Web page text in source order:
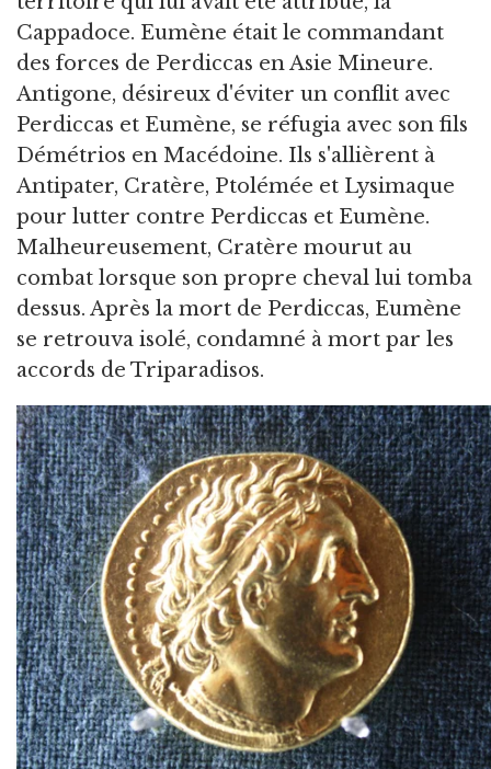
Cappadoce. Eumène était le commandant
des forces de Perdiccas en Asie Mineure.
Antigone, désireux d'éviter un conflit avec
Perdiccas et Eumène, se réfugia avec son fils
Démétrios en Macédoine. Ils s'allièrent à
Antipater, Cratère, Ptolémée et Lysimaque
pour lutter contre Perdiccas et Eumène.
Malheureusement, Cratère mourut au
combat lorsque son propre cheval lui tomba
dessus. Après la mort de Perdiccas, Eumène
se retrouva isolé, condamné à mort par les
accords de Triparadisos.